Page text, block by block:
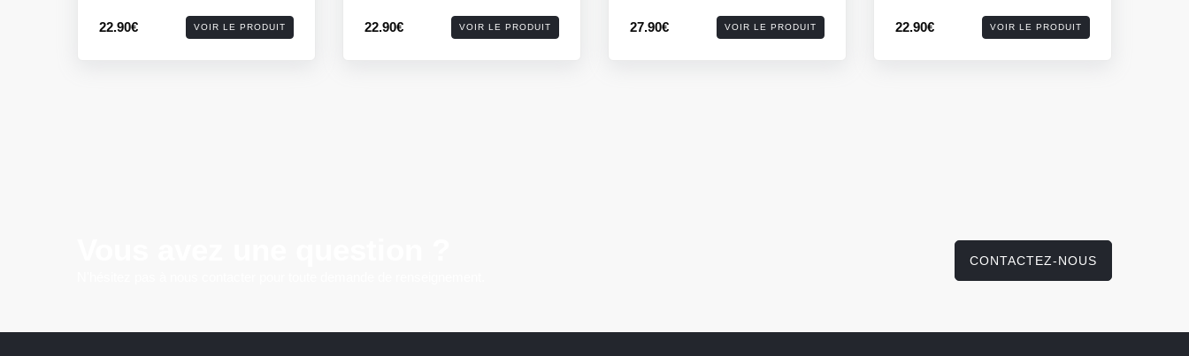
22.90€ VOIR LE PRODUIT 22.90€ VOIR LE PRODUIT 27.90€ VOIR LE PRODUIT 22.90€ VOIR LE PRODUIT
CONTACTEZ-NOUS